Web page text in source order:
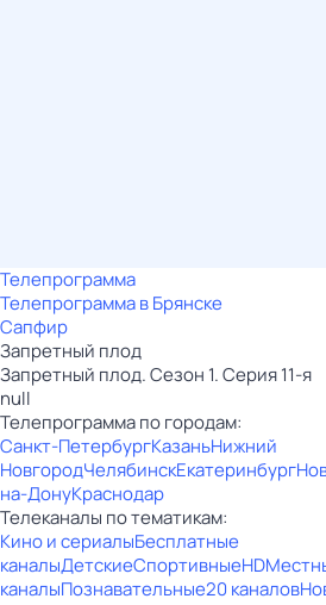
Телепрограмма
Телепрограмма в Брянске
Сапфир
Запретный плод
Запретный плод. Сезон 1. Серия 11-я
null
Телепрограмма по городам:
Санкт-ПетербургКазаньНижний
НовгородЧелябинскЕкатеринбург
на-ДонуКраснодар
Телеканалы по тематикам:
Кино и сериалыБесплатные
каналыДетскиеСпортивныеHD
каналыПознавательные20 каналов